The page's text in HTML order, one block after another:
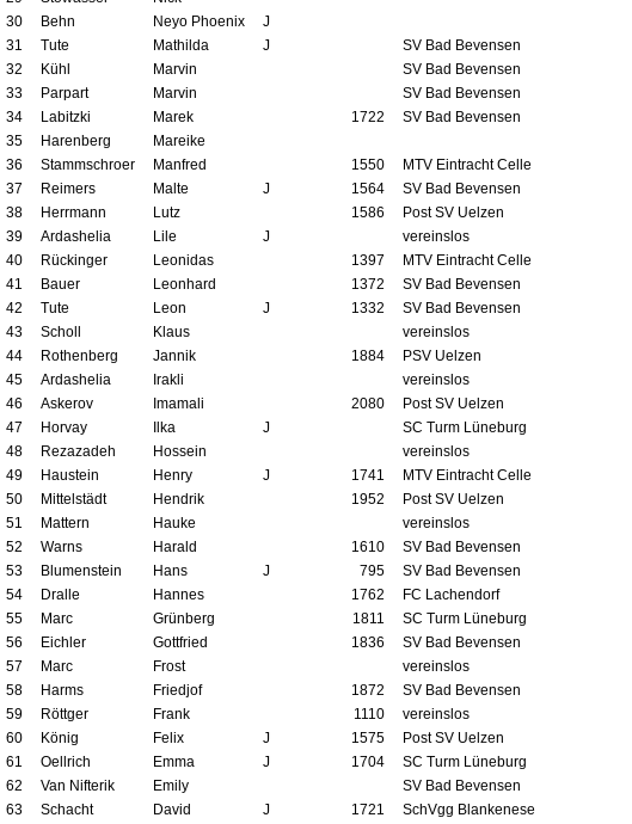
30
Behn Neyo Phoenix
J
31
Tute Mathilda J
SV Bad Bevensen
32
Kühl Marvin
SV Bad Bevensen
33
Parpart Marvin
SV Bad Bevensen
34
Labitzki Marek 1722
SV Bad Bevensen
35
Harenberg
Mareike
36
Stammschroer Manfred 1550
MTV Eintracht Celle
37
Reimers Malte J 1564
SV Bad Bevensen
38
Herrmann Lutz 1586
Post SV Uelzen
39
Ardashelia Lile J
vereinslos
40
Rückinger Leonidas 1397
MTV Eintracht Celle
41
Bauer Leonhard 1372
SV Bad Bevensen
42
Tute Leon J 1332
SV Bad Bevensen
43
Scholl Klaus
vereinslos
44
Rothenberg Jannik 1884
PSV Uelzen
45
Ardashelia Irakli
vereinslos
46
Askerov Imamali 2080
Post SV Uelzen
47
Horvay Ilka J
SC Turm Lüneburg
48
Rezazadeh Hossein
vereinslos
49
Haustein Henry J 1741
MTV Eintracht Celle
50
Mittelstädt Hendrik 1952
Post SV Uelzen
51
Mattern Hauke
vereinslos
52
Warns Harald 1610
SV Bad Bevensen
53
Blumenstein Hans J 795
SV Bad Bevensen
54
Dralle Hannes 1762
FC Lachendorf
55
Marc Grünberg 1811
SC Turm Lüneburg
56
Eichler Gottfried 1836
SV Bad Bevensen
57
Marc Frost
vereinslos
58
Harms Friedjof 1872
SV Bad Bevensen
59
Röttger Frank 1110
vereinslos
60
König Felix J 1575
Post SV Uelzen
61
Oellrich Emma J 1704
SC Turm Lüneburg
62
Van Nifterik Emily
SV Bad Bevensen
63
Schacht David J 1721 SchVgg Blankenese